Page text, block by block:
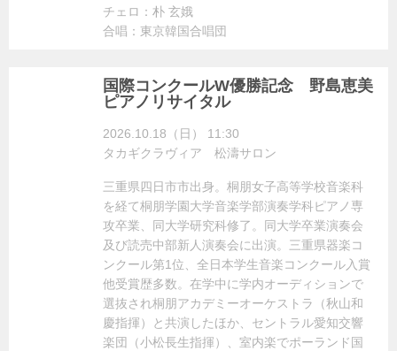
チェロ：朴 玄娥
合唱：東京韓国合唱団
国際コンクールW優勝記念 野島恵美
ピアノリサイタル
2026.10.18（日） 11:30
タカギクラヴィア 松濤サロン
三重県四日市市出身。桐朋女子高等学校音楽科
を経て桐朋学園大学音楽学部演奏学科ピアノ専
攻卒業、同大学研究科修了。同大学卒業演奏会
及び読売中部新人演奏会に出演。三重県器楽コ
ンクール第1位、全日本学生音楽コンクール入賞
他受賞歴多数。在学中に学内オーディションで
選抜され桐朋アカデミーオーケストラ（秋山和
慶指揮）と共演したほか、セントラル愛知交響
楽団（小松長生指揮）、室内楽でポーランド国